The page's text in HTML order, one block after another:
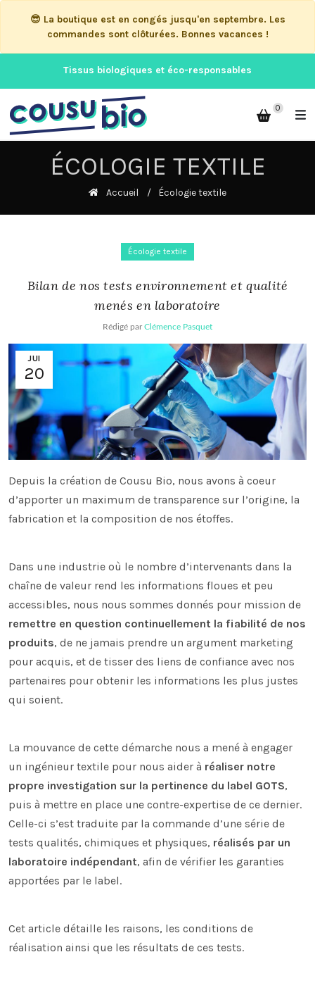
😎 La boutique est en congés jusqu'en septembre. Les
commandes sont clôturées. Bonnes vacances !
Tissus biologiques et éco-responsables
0
ÉCOLOGIE TEXTILE
Accueil Écologie textile
Écologie textile
Bilan de nos tests environnement et qualité
menés en laboratoire
Rédigé par Clémence Pasquet
JUI
20
Depuis la création de Cousu Bio, nous avons à coeur
d’apporter un maximum de transparence sur l’origine, la
fabrication et la composition de nos étoffes.
Dans une industrie où le nombre d’intervenants dans la
chaîne de valeur rend les informations floues et peu
accessibles, nous nous sommes donnés pour mission de
remettre en question continuellement la fiabilité de nos
produits, de ne jamais prendre un argument marketing
pour acquis, et de tisser des liens de confiance avec nos
partenaires pour obtenir les informations les plus justes
qui soient.
La mouvance de cette démarche nous a mené à engager
un ingénieur textile pour nous aider à réaliser notre
propre investigation sur la pertinence du label GOTS,
puis à mettre en place une contre-expertise de ce dernier.
Celle-ci s’est traduite par la commande d’une série de
tests qualités, chimiques et physiques, réalisés par un
laboratoire indépendant, afin de vérifier les garanties
apportées par le label.
Cet article détaille les raisons, les conditions de
réalisation ainsi que les résultats de ces tests.